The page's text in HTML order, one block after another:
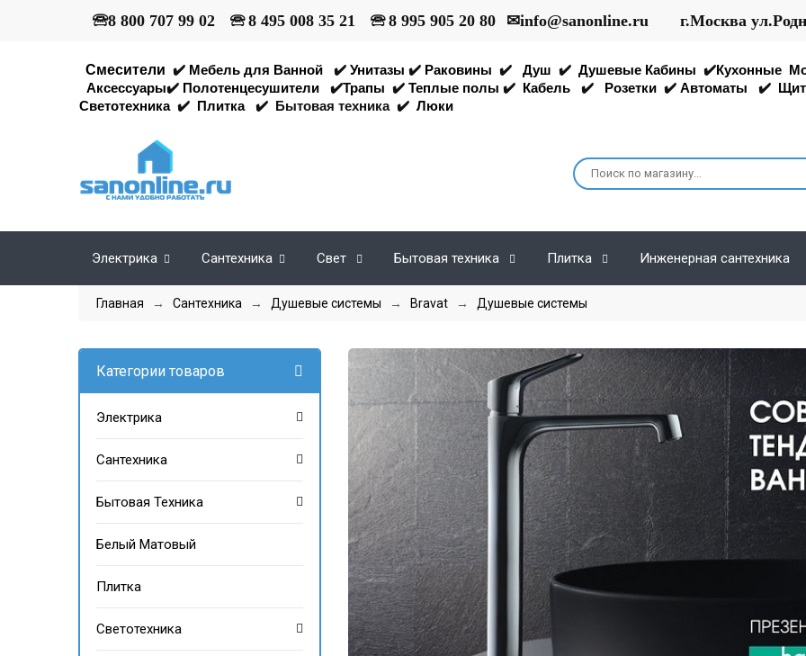
🕾8 800 707 99 02 🕾 8 495 008 35 21 🕾 8 995 905 20 80 ✉info@sanonline.ru г.Москва
Смесители ✔️ Мебель для Ванной ✔️ Унитазы ✔️ Раковины ✔️ Душ ✔️ Душевые Кабины ✔️Кухонные
Аксессуары✔️ Полотенцесушители ✔️Трапы ✔️ Теплые полы ✔️ Кабель ✔️ Розетки ✔️ Автоматы ✔️
Светотехника ✔️ Плитка ✔️ Бытовая техника ✔️ Люки
Электрика Сантехника Свет Бытовая техника Плитка Инженерная сантехника
Главная → Сантехника → Душевые системы → Bravat → Душевые системы
Категории товаров
Электрика
Сантехника
Бытовая Техника
Белый Матовый
Плитка
Светотехника